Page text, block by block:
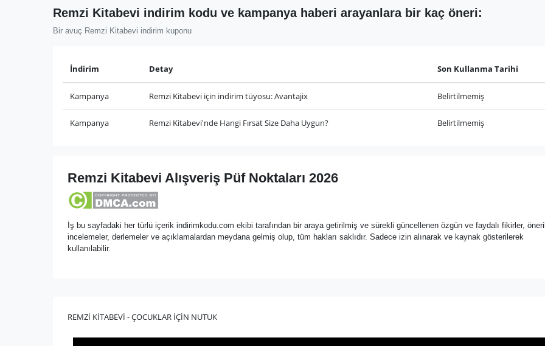
Remzi Kitabevi indirim kodu ve kampanya haberi arayanlara bir kaç öneri:
Bir avuç Remzi Kitabevi indirim kuponu
İndirim Detay Son Kullanma Tarihi
Kampanya Remzi Kitabevi için indirim tüyosu: Avantajix Belirtilmemiş
Kampanya Remzi Kitabevi'nde Hangi Fırsat Size Daha Uygun? Belirtilmemiş
Remzi Kitabevi Alışveriş Püf Noktaları 2026
İş bu sayfadaki her türlü içerik indirimkodu.com ekibi tarafından bir araya getirilmiş ve sürekli güncellenen özgün ve faydalı fikirler,
incelemeler, derlemeler ve açıklamalardan meydana gelmiş olup, tüm hakları saklıdır. Sadece izin alınarak ve kaynak gösterilerek
kullanılabilir.
REMZİ KİTABEVİ - ÇOCUKLAR İÇİN NUTUK